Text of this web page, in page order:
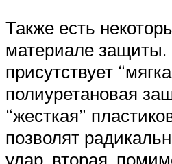
Также есть
материале
присутствует
полиуретановая
“жесткая”
позволят
удар, вторая,